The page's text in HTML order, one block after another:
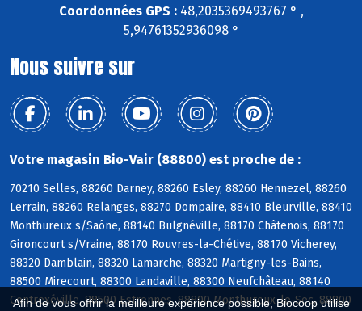
Afin de vous offrir la meilleure expérience possible, Biocoop utilise
Coordonnées GPS :48,2035369493767 ° ,
5,94761352936098 °
Nous suivre sur
Votre magasin Bio-Vair (88800) est proche de :
70210 Selles, 88260 Darney, 88260 Esley, 88260 Hennezel, 88260
Lerrain, 88260 Relanges, 88270 Dompaire, 88410 Bleurville, 88410
Monthureux s/Saône, 88140 Bulgnéville, 88170 Châtenois, 88170
Gironcourt s/Vraine, 88170 Rouvres-la-Chétive, 88170 Vicherey,
88320 Damblain, 88320 Lamarche, 88320 Martigny-les-Bains,
88500 Mirecourt, 88300 Landaville, 88300 Neufchâteau, 88140
Contrexéville, 88500 Estrennes, 88800 Monthureux-le-Sec, 88800